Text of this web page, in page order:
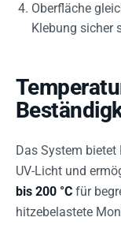
Oberfläche
Klebung sicher
Das System
UV-Licht und
bis 200 °C für
hitzebelastete